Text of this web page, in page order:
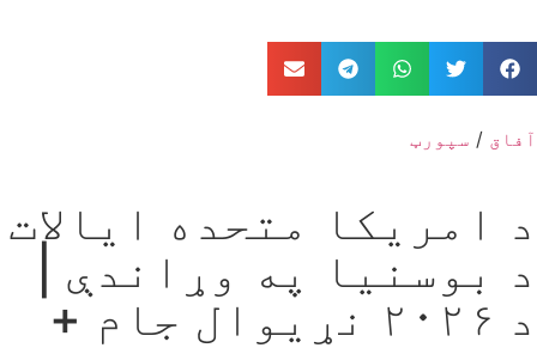
آفاق / سپورټ
د امریکا متحده ایالات
د بوسنیا په وړاندې |
د ۲۰۲۶ نړیوال جام +